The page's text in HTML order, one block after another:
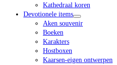
Kathedraal koren
Devotionele items
Aken souvenir
Boeken
Karakters
Hostboxen
Kaarsen-eigen ontwerpen